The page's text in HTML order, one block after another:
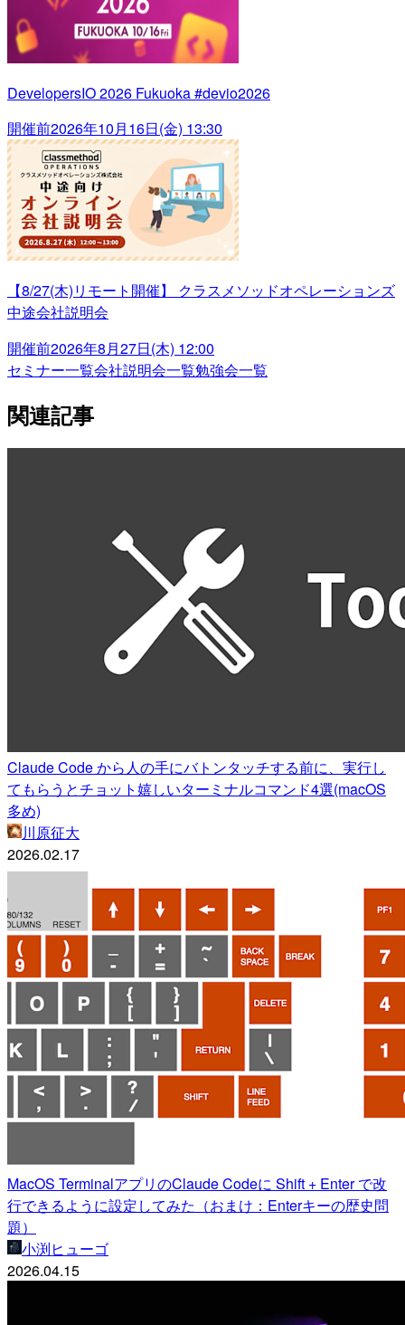
DevelopersIO 2026 Fukuoka #devio2026
開催前2026年10月16日(金) 13:30
【8/27(木)リモート開催】 クラスメソッドオペレーションズ
中途会社説明会
開催前2026年8月27日(木) 12:00
セミナー一覧会社説明会一覧勉強会一覧
関連記事
Claude Code から人の手にバトンタッチする前に、実行し
てもらうとチョット嬉しいターミナルコマンド4選(macOS
多め)
川原征大
2026.02.17
MacOS TerminalアプリのClaude Codeに Shift + Enter で改
行できるように設定してみた（おまけ：Enterキーの歴史問
題）
小渕ヒューゴ
2026.04.15